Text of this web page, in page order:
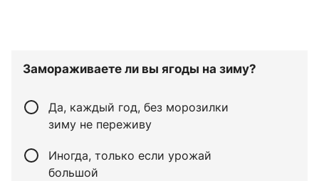
Замораживаете ли вы ягоды на зиму?
Да, каждый год, без морозилки
зиму не переживу
Иногда, только если урожай
большой